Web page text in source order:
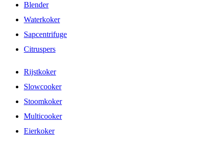
Blender
Waterkoker
Sapcentrifuge
Citruspers
Rijstkoker
Slowcooker
Stoomkoker
Multicooker
Eierkoker